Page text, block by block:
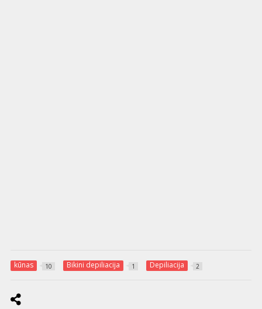
kūnas 10 Bikini depiliacija 1 Depiliacija 2